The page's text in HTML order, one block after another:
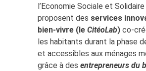
l’Economie Sociale et Solidaire
proposent des services
bien-vivre (le CitéoLab)co-
les habitants durant la phase
et accessibles aux ménages
grâce à des entrepreneurs du